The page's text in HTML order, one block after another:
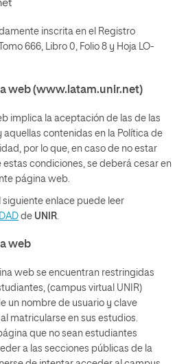
inscrita en el Registro
666, Libro 0, Folio 8 y Hoja LO-
web (www.latam.unir.net)
implica la aceptación de las de las
contenidas en la Política de
por lo que, en caso de no estar
condiciones, se deberá cesar en
página web.
enlace puede leer
de UNIR.
web
web se encuentran restringidas
(campus virtual UNIR)
un nombre de usuario y clave
matricularse en sus estudios.
que no sean estudiantes
a las secciones públicas de la